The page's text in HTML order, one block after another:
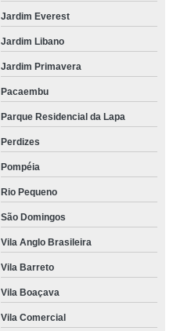
Jardim Everest
Jardim Libano
Jardim Primavera
Pacaembu
Parque Residencial da Lapa
Perdizes
Pompéia
Rio Pequeno
São Domingos
Vila Anglo Brasileira
Vila Barreto
Vila Boaçava
Vila Comercial